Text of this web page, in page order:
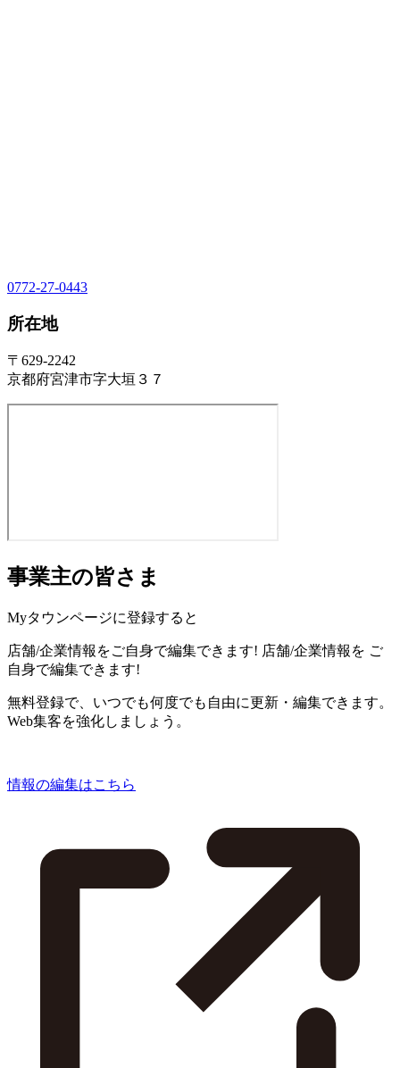
0772-27-0443
所在地
〒629-2242
京都府宮津市字大垣３７
事業主の皆さま
Myタウンページに登録すると
店舗/企業情報をご自身で編集できます! 店舗/企業情報を ご
自身で編集できます!
無料登録で、いつでも何度でも自由に更新・編集できます。
Web集客を強化しましょう。
情報の編集はこちら